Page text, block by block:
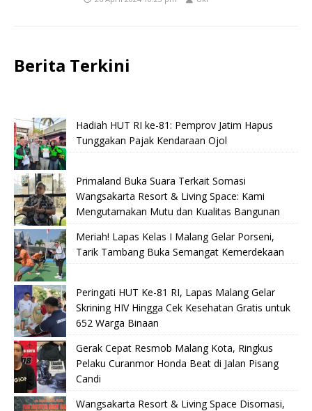
Berita Terkini
Hadiah HUT RI ke-81: Pemprov Jatim Hapus
Tunggakan Pajak Kendaraan Ojol
Primaland Buka Suara Terkait Somasi
Wangsakarta Resort & Living Space: Kami
Mengutamakan Mutu dan Kualitas Bangunan
Meriah! Lapas Kelas I Malang Gelar Porseni,
Tarik Tambang Buka Semangat Kemerdekaan
Peringati HUT Ke-81 RI, Lapas Malang Gelar
Skrining HIV Hingga Cek Kesehatan Gratis untuk
652 Warga Binaan
Gerak Cepat Resmob Malang Kota, Ringkus
Pelaku Curanmor Honda Beat di Jalan Pisang
Candi
Wangsakarta Resort & Living Space Disomasi,